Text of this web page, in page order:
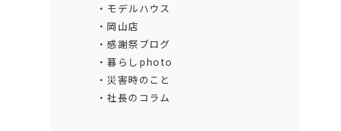
モデルハウス
岡山店
感謝祭ブログ
暮らしphoto
災害時のこと
社長のコラム